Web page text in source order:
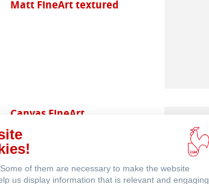
Matt FineArt textured
Canvas FineArt
of them are necessary to make the website
us display information that is relevant and engaging